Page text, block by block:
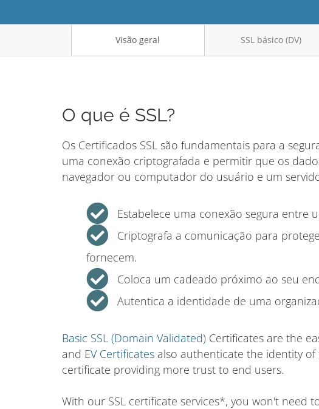
Visão geral SSL básico (DV)
O que é SSL?
Os Certificados SSL são fundamentais para a
uma conexão criptografada e permitir que os
navegador ou computador do usuário e um
Estabelece uma conexão segura entre
Criptografa a comunicação para
fornecem.
Coloca um cadeado próximo ao seu
Autentica a identidade de uma
Basic SSL (Domain Validated) Certificates are the
and EV Certificates also authenticate the identity
certificate providing more trust to end users.
With our SSL certificate services*, you won't need